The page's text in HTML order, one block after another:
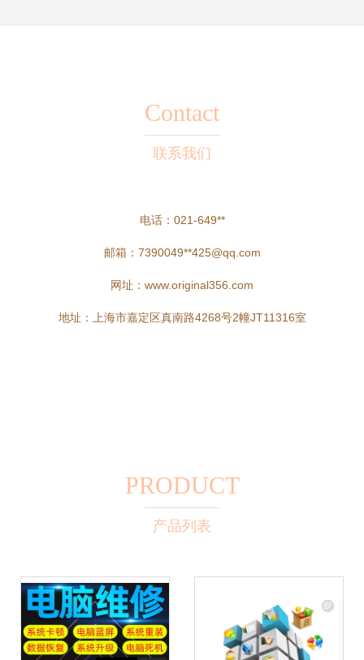
Contact
联系我们
电话：021-649**
邮箱：7390049**425@qq.com
网址： www.original356.com
地址：上海市嘉定区真南路4268号2幢JT11316室
PRODUCT
产品列表